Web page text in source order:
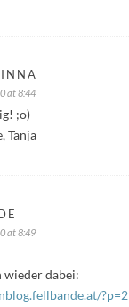
at 8:44
;o)
Tanja
at 8:49
wieder dabei: